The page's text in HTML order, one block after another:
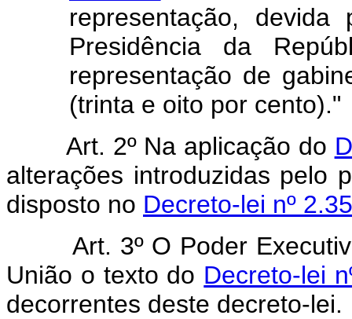
representação,
Presidência da
representação de
(trinta e oito por cento)."
Art. 2º Na aplicação do
alterações introduzidas pelo
disposto no Decreto-lei nº
Art. 3º O Poder
União o texto do Decreto-lei
decorrentes deste decreto-lei.